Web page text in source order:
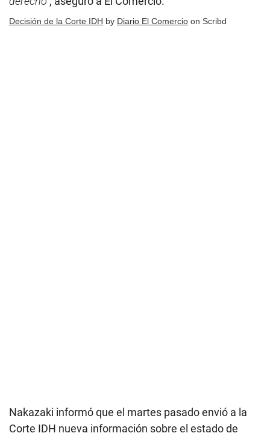
Decisión de la Corte IDH by Diario El Comercio on Scribd
Nakazaki informó que el martes pasado envió a la
Corte IDH nueva información sobre el estado de